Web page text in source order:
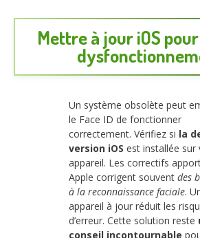
Mettre à jour iOS
Un système obsolète peut
le Face ID de fonctionner
correctement. Vérifiez si la
version iOS est installée sur
appareil. Les correctifs
Apple corrigent souvent des
à la reconnaissance faciale.
appareil à jour réduit les
d’erreur. Cette solution reste
conseil incontournable